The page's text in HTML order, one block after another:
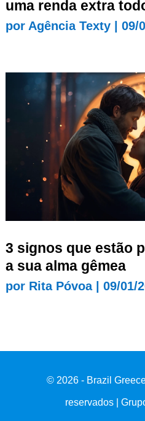
uma renda extra
por Agência Texty| 09/
3 signos que estão
a sua alma gêmea
por Rita Póvoa| 09/01/
© 2026 - Brazil
reservados |